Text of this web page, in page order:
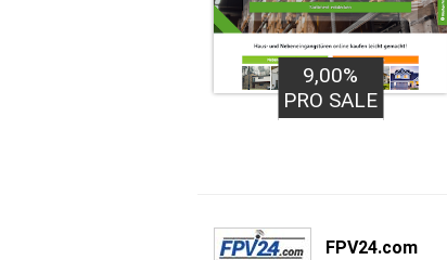
9,00%
PRO SALE
FPV24.com